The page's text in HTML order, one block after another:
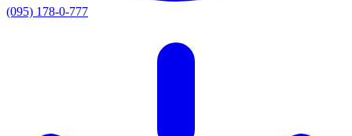
(095) 178-0-777